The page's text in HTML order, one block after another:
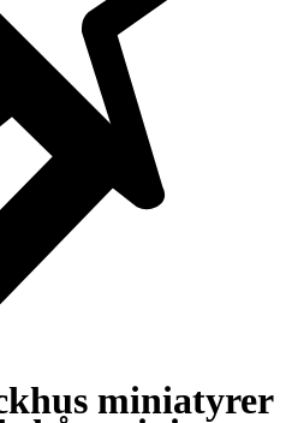
miniatyrer